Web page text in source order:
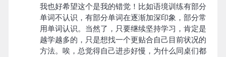
我也好希望这个是我的错觉！比如语境训练有部分
单词不认识，有部分单词在逐渐加深印象，部分常
用单词认识。当然了，只要继续坚持学习，肯定是
越学越多的，只是想找一个更贴合自己目前状况的
方法。唉，总觉得自己进步好慢，为什么同桌们都